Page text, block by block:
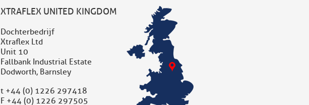
XTRAFLEX UNITED KINGDOM
Dochterbedrijf
Xtraflex Ltd
Unit 10
Fallbank Industrial Estate
Dodworth, Barnsley
t +44 (0) 1226 297418
F +44 (0) 1226 297505